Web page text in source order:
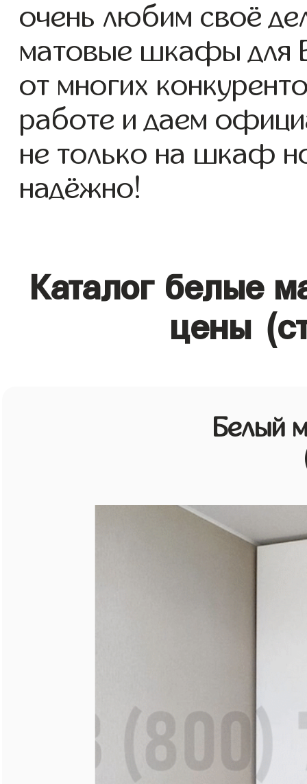
очень любим своё
матовые шкафы для
от многих
работе и даем
не только на шкаф
надёжно!
Каталог белые
цены
Белый